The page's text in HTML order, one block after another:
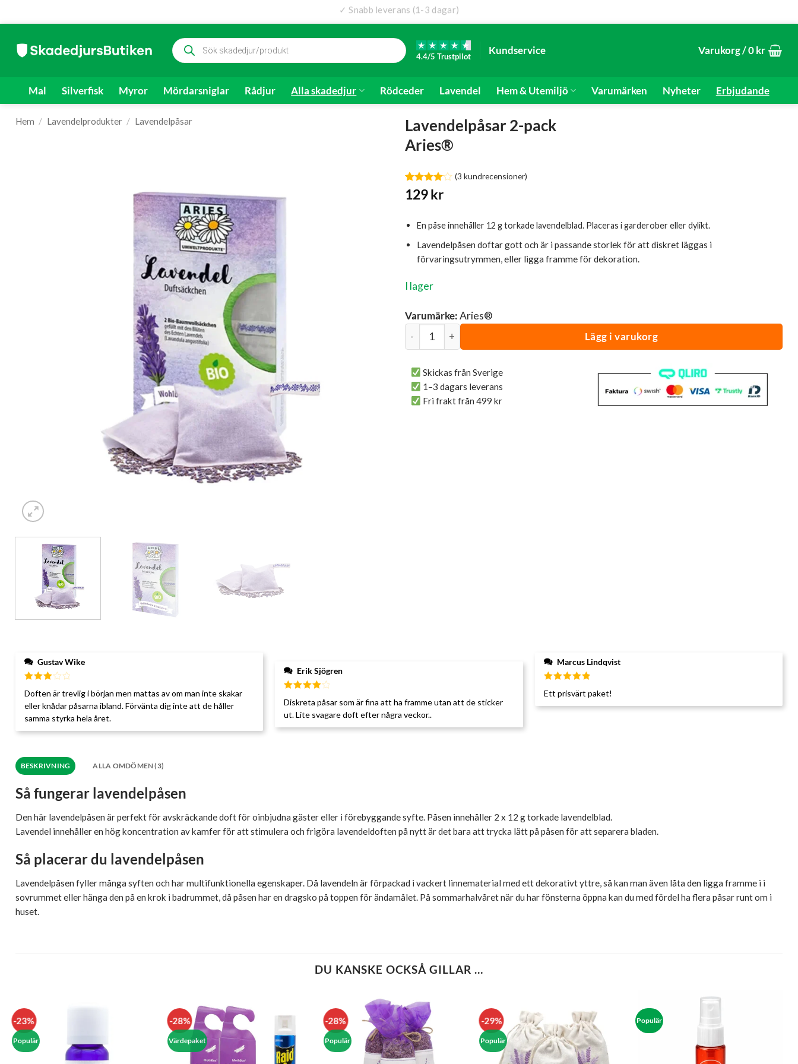
✓ Snabb leverans (1-3 dagar)
✓ 4.4/5 Reco-omdöme
content
Produktsökning
4.4/5 Trustpilot
Kundservice Varukorg /0 kr
Mal Silverfisk Myror Mördarsniglar Rådjur Alla skadedjur Rödceder Lavendel Hem & Utemiljö Varumärken Nyheter Erbjudande
Hem / Lavendelprodukter / Lavendelpåsar
Lavendelpåsar 2-pack
Aries®
Betygsatt
4av 5
3
kundrecensioner
(3 kundrecensioner)
129kr
En påse innehåller 12 g torkade lavendelblad. Placeras i garderober eller dylikt.
Lavendelpåsen doftar gott och är i passande storlek för att diskret läggas i
förvaringsutrymmen, eller ligga framme för dekoration.
I lager
Varumärke:Aries®
Lavendelpåsar 2-pack | Aries® mängd Lägg i varukorg
Skickas från Sverige
1–3 dagars leverans
Fri frakt från 499 kr
Gustav Wike
3av 5
Doften är trevlig i början men mattas av om man inte skakar
eller knådar påsarna ibland. Förvänta dig inte att de håller
samma styrka hela året.
Erik Sjögren
4av 5
Diskreta påsar som är fina att ha framme utan att de sticker
ut. Lite svagare doft efter några veckor..
Marcus Lindqvist
5av 5
Ett prisvärt paket!
BESKRIVNING ALLA OMDÖMEN (3)
Så fungerar lavendelpåsen
Den här lavendelpåsen är perfekt för avskräckande doft för oinbjudna gäster eller i förebyggande syfte. Påsen innehåller 2 x 12 g torkade lavendelblad.
Lavendel innehåller en hög koncentration av kamfer för att stimulera och frigöra lavendeldoften på nytt är det bara att trycka lätt på påsen för att separera bladen.
Så placerar du lavendelpåsen
Lavendelpåsen fyller många syften och har multifunktionella egenskaper. Då lavendeln är förpackad i vackert linnematerial med ett dekorativt yttre, så kan man även låta den ligga framme i i
sovrummet eller hänga den på en krok i badrummet, då påsen har en dragsko på toppen för ändamålet. På sommarhalvåret när du har fönsterna öppna kan du med fördel ha flera påsar runt om i
huset.
DU KANSKE OCKSÅ GILLAR …
-23%
Populär
-28%
Värdepaket
-28%
Populär
-29%
Populär
Populär